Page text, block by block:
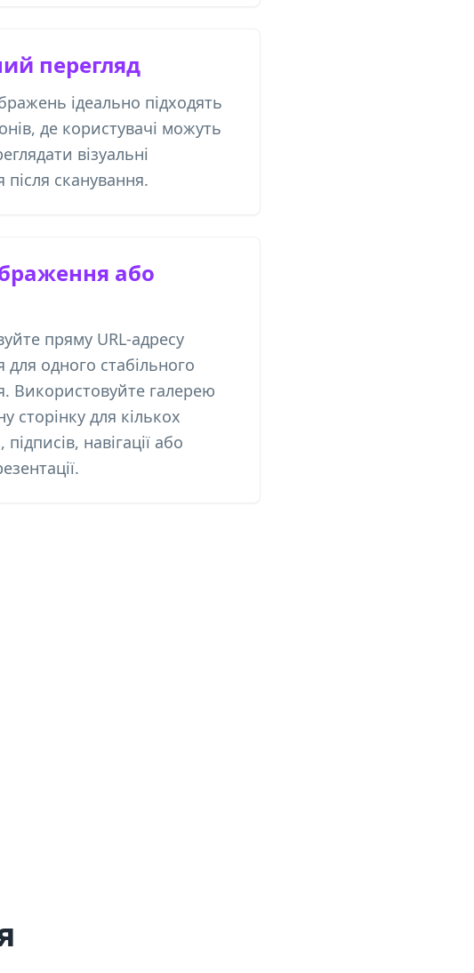
перегляд
ідеально підходять
де користувачі можуть
візуальні
сканування.
або
пряму URL-адресу
одного стабільного
Використовуйте галерею
сторінку для кількох
навігації або